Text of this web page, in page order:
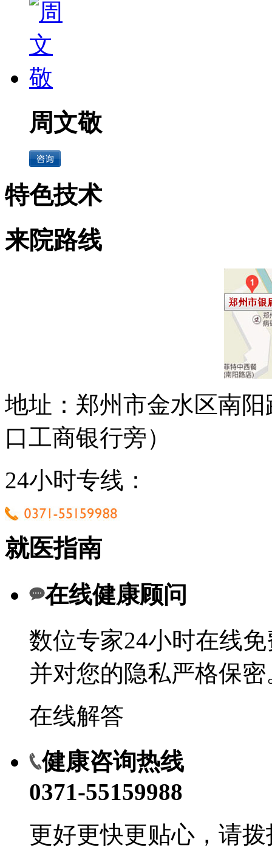
周文敬
特色技术
来院路线
地址：郑州市金水区南
口工商银行旁）
24小时专线：
就医指南
在线健康顾问
数位专家24小时在线
并对您的隐私严格保密
在线解答
健康咨询热线
0371-55159988
更好更快更贴心，请